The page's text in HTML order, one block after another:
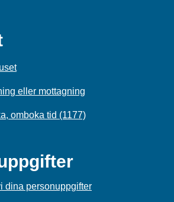
eller mottagning
omboka tid (1177)
dina personuppgifter